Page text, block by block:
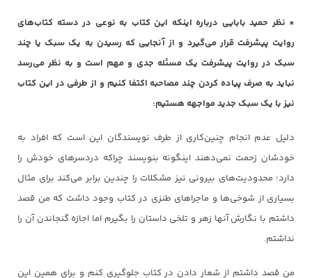
* نظر حمید بابایی درباره اینکه این کتاب به نوعی در دسته کتاب‌های
روایت پیشرفت قرار می‌گیرد و از آنجایی که رسیدن به یک سبک یا چند
سبک در روایت پیشرفت یک مسئله جدی و مهم است و به نظر می‌رسد
نباید به صرف پیاده کردن چند مصاحبه اکتفا کنیم و از طرفی در این کتاب
نیز با یک سبک جدید مواجهه هستیم:
دلیل عدم انجام چنین‌کاری از طرف نویسندگان این است که افراد به
خودشان زحمت نمی‌دهند اینگونه بنویسند چراکه دردسرهای خودش را
دارد؛ محدودیت‌های بیرونی نیز مشکلات را چندین برابر می‌کند برای مثال
بسیاری از شوخی‌ها و ماجراهای طنزی در کتاب وجود داشت که من قصد
داشتم با نگارش آنها زهر و تلخی داستان را بگیرم اما اجازه گنجاندن آن را
نداشتم.
من قصد داشتم از شعار دادن در کتاب جلوگیری کنم و برای همین این